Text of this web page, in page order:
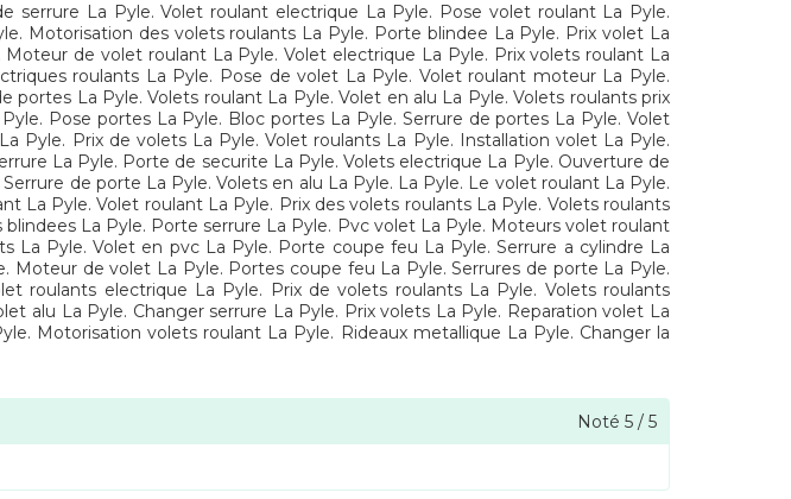
La Pyle. Volet roulant electrique La Pyle. Pose volet roulant La Pyle.
Motorisation des volets roulants La Pyle. Porte blindee La Pyle. Prix volet La
de volet roulant La Pyle. Volet electrique La Pyle. Prix volets roulant La
roulants La Pyle. Pose de volet La Pyle. Volet roulant moteur La Pyle.
La Pyle. Volets roulant La Pyle. Volet en alu La Pyle. Volets roulants prix
Pose portes La Pyle. Bloc portes La Pyle. Serrure de portes La Pyle. Volet
Pyle. Prix de volets La Pyle. Volet roulants La Pyle. Installation volet La Pyle.
La Pyle. Porte de securite La Pyle. Volets electrique La Pyle. Ouverture de
de porte La Pyle. Volets en alu La Pyle. La Pyle. Le volet roulant La Pyle.
La Pyle. Volet roulant La Pyle. Prix des volets roulants La Pyle. Volets roulants
La Pyle. Porte serrure La Pyle. Pvc volet La Pyle. Moteurs volet roulant
La Pyle. Volet en pvc La Pyle. Porte coupe feu La Pyle. Serrure a cylindre La
Moteur de volet La Pyle. Portes coupe feu La Pyle. Serrures de porte La Pyle.
roulants electrique La Pyle. Prix de volets roulants La Pyle. Volets roulants
alu La Pyle. Changer serrure La Pyle. Prix volets La Pyle. Reparation volet La
Motorisation volets roulant La Pyle. Rideaux metallique La Pyle. Changer la
Noté 5 / 5